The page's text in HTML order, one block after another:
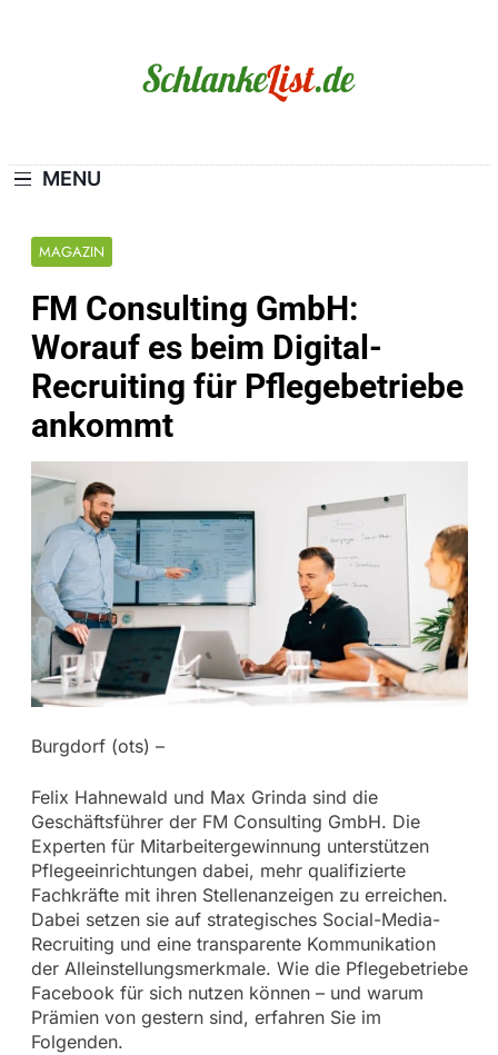
MENU
MAGAZIN
FM Consulting GmbH:
Worauf es beim Digital-
Recruiting für Pflegebetriebe
ankommt
Burgdorf (ots) –
Felix Hahnewald und Max Grinda sind die
Geschäftsführer der FM Consulting GmbH. Die
Experten für Mitarbeitergewinnung unterstützen
Pflegeeinrichtungen dabei, mehr qualifizierte
Fachkräfte mit ihren Stellenanzeigen zu erreichen.
Dabei setzen sie auf strategisches Social-Media-
Recruiting und eine transparente Kommunikation
der Alleinstellungsmerkmale. Wie die Pflegebetriebe
Facebook für sich nutzen können – und warum
Prämien von gestern sind, erfahren Sie im
Folgenden.